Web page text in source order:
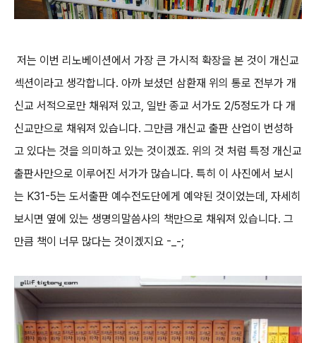
저는 이번 리노베이션에서 가장 큰 가시적 확장을 본 것이 개신교
섹션이라고 생각합니다. 아까 보셨던 삼환재 위의 통로 전부가 개
신교 서적으로만 채워져 있고, 일반 종교 서가도 2/5정도가 다 개
신교만으로 채워져 있습니다. 그만큼 개신교 출판 산업이 번성하
고 있다는 것을 의미하고 있는 것이겠죠. 위의 것 처럼 특정 개신교
출판사만으로 이루어진 서가가 많습니다. 특히 이 사진에서 보시
는 K31-5는 도서출판 예수전도단에게 예약된 것이었는데, 자세히
보시면 옆에 있는 생명의말씀사의 책만으로 채워져 있습니다. 그
만큼 책이 너무 많다는 것이겠지요 -_-;